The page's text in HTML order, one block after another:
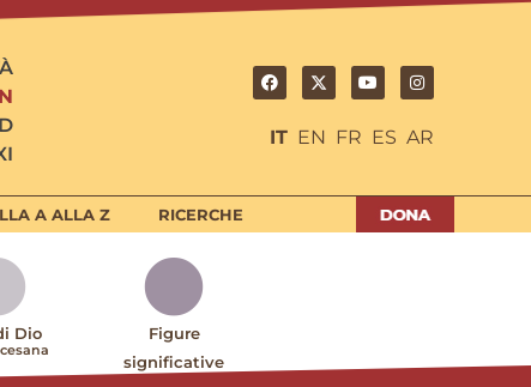
IT EN FR ES AR
A ALLA Z RICERCHE
Dio
Figure
significative